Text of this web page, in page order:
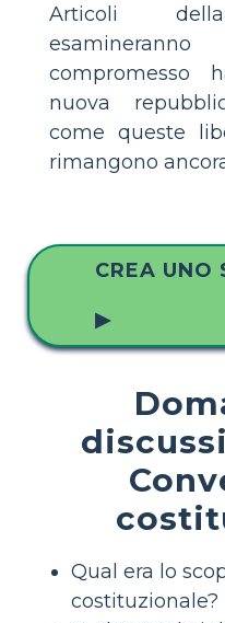
Articoli della
compromesso
nuova
come queste
rimangono
CREA UNO
▶
Qual era lo
costituzionale?